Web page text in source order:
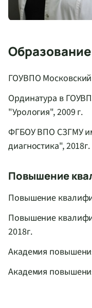
Образование
ГОУВПО Московский
Ординатура в
"Урология", 2009 г.
ФГБОУ ВПО СЗГМУ
диагностика", 2018г.
Повышение
Повышение
Повышение
2018г.
Академия
Академия